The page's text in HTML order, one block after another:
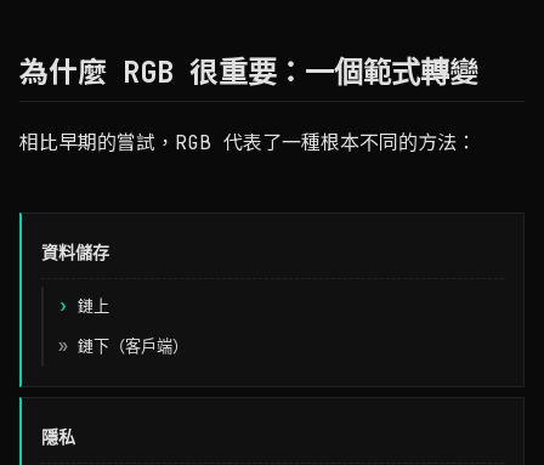
為什麼 RGB 很重要：一個範式轉變
相比早期的嘗試，RGB 代表了一種根本不同的方法：
方面
染色幣 / Omni
資料儲存
鏈上
鏈下（客戶端）
隱私